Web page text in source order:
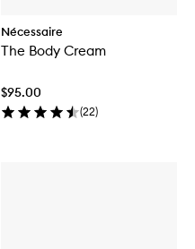
Nécessaire
The Body Cream
$95.00
(22)